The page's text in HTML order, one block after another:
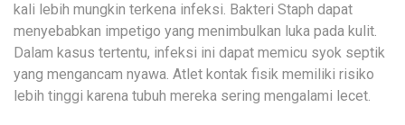
kali lebih mungkin terkena infeksi. Bakteri Staph dapat
menyebabkan impetigo yang menimbulkan luka pada kulit.
Dalam kasus tertentu, infeksi ini dapat memicu syok septik
yang mengancam nyawa. Atlet kontak fisik memiliki risiko
lebih tinggi karena tubuh mereka sering mengalami lecet.